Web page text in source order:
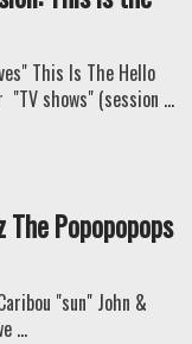
This Is The Hello
shows" (session ...
Popopopops
"sun" John &
...